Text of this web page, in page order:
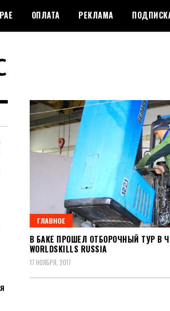
ОПЛАТА РЕКЛАМА
ГЛАВНОЕ
В БАКЕ ПРОШЕЛ ОТБОРОЧНЫЙ ТУР В
WORLDSKILLS RUSSIA
17 НОЯБРЯ, 2017